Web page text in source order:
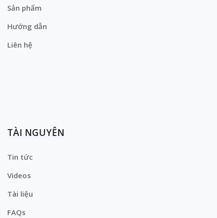
Sản phẩm
Hướng dẫn
Liên hệ
TÀI NGUYÊN
Tin tức
Videos
Tài liệu
FAQs